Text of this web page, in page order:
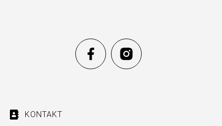
KONTAKT